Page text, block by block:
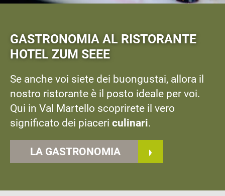
GASTRONOMIA AL RISTORANTE
HOTEL ZUM SEEE
Se anche voi siete dei buongustai, allora il
nostro ristorante è il posto ideale per voi.
Qui in Val Martello scoprirete il vero
significato dei piaceri culinari.
LA GASTRONOMIA